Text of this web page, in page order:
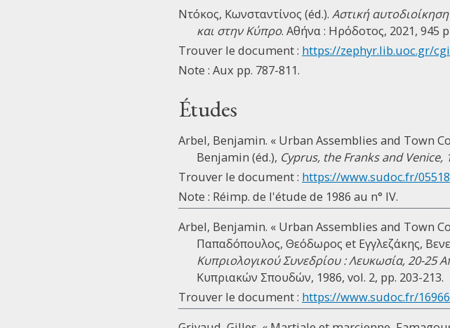
Ντόκος, Κωνσταντίνος (éd.). Αστική
και στην Κύπρο. Αθήνα : Ηρόδοτος, 2021, 945
Trouver le document : https://zephyr.lib.uoc.gr/
Note : Aux pp. 787-811.
Études
Arbel, Benjamin. « Urban Assemblies and Town
Benjamin (éd.), Cyprus, the Franks and
Trouver le document : https://www.sudoc.fr/
Note : Réimp. de l'étude de 1986 au n° IV.
Arbel, Benjamin. « Urban Assemblies and Town
Παπαδόπουλος, Θεόδωρος et Εγγλεζάκης,
Κυπριολογικού Συνεδρίου : Λευκωσία, 20-25
Κυπριακών Σπουδών, 1986, vol. 2, pp. 203-213.
Trouver le document : https://www.sudoc.fr/